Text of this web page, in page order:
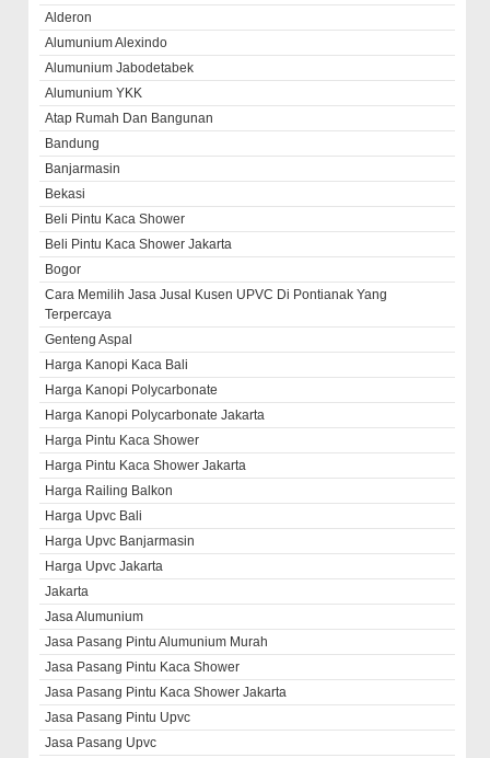
Alderon
Alumunium Alexindo
Alumunium Jabodetabek
Alumunium YKK
Atap Rumah Dan Bangunan
Bandung
Banjarmasin
Bekasi
Beli Pintu Kaca Shower
Beli Pintu Kaca Shower Jakarta
Bogor
Cara Memilih Jasa Jusal Kusen UPVC Di Pontianak Yang
Terpercaya
Genteng Aspal
Harga Kanopi Kaca Bali
Harga Kanopi Polycarbonate
Harga Kanopi Polycarbonate Jakarta
Harga Pintu Kaca Shower
Harga Pintu Kaca Shower Jakarta
Harga Railing Balkon
Harga Upvc Bali
Harga Upvc Banjarmasin
Harga Upvc Jakarta
Jakarta
Jasa Alumunium
Jasa Pasang Pintu Alumunium Murah
Jasa Pasang Pintu Kaca Shower
Jasa Pasang Pintu Kaca Shower Jakarta
Jasa Pasang Pintu Upvc
Jasa Pasang Upvc